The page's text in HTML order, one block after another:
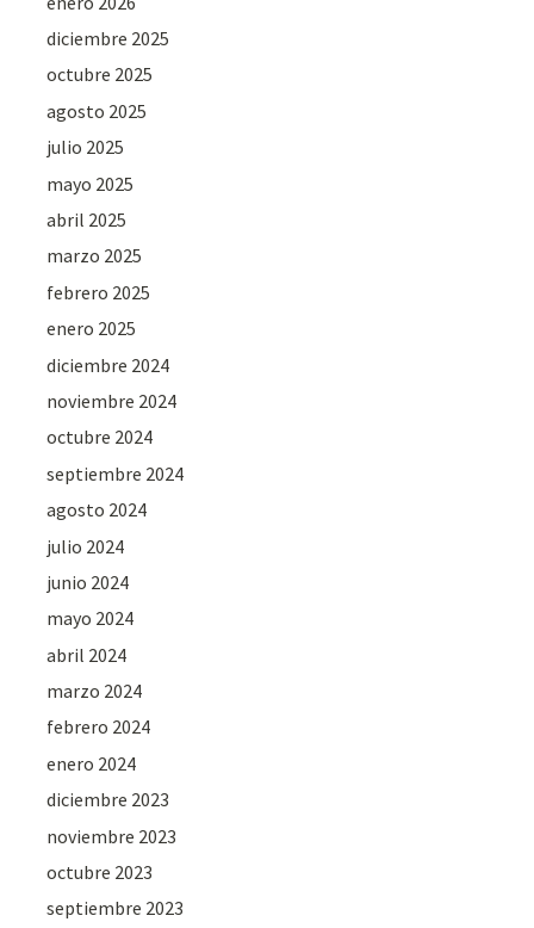
diciembre 2025
octubre 2025
agosto 2025
julio 2025
mayo 2025
abril 2025
marzo 2025
febrero 2025
enero 2025
diciembre 2024
noviembre 2024
octubre 2024
septiembre 2024
agosto 2024
julio 2024
junio 2024
mayo 2024
abril 2024
marzo 2024
febrero 2024
enero 2024
diciembre 2023
noviembre 2023
octubre 2023
septiembre 2023